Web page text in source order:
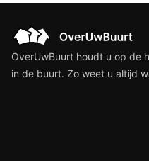
OverUwBuurt houdt u op de
in de buurt. Zo weet u altijd